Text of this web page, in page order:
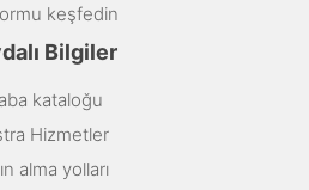
keşfedin
Bilgiler
kataloğu
Hizmetler
alma yolları